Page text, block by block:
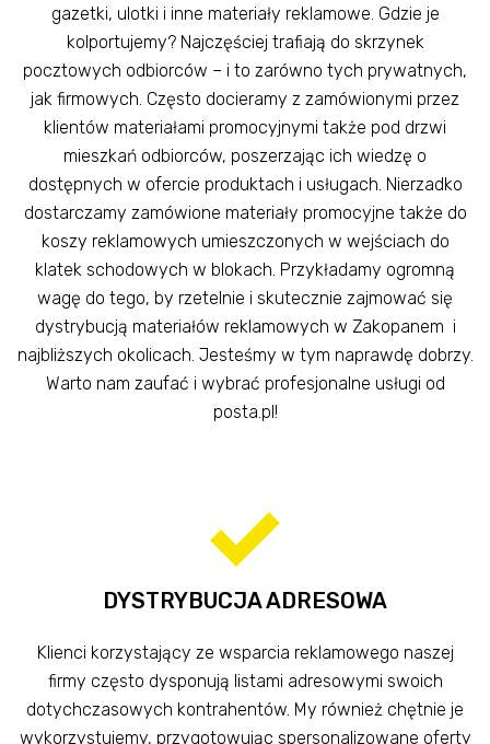
gazetki, ulotki i inne materiały reklamowe. Gdzie je
kolportujemy? Najczęściej trafiają do skrzynek
pocztowych odbiorców – i to zarówno tych prywatnych,
jak firmowych. Często docieramy z zamówionymi przez
klientów materiałami promocyjnymi także pod drzwi
mieszkań odbiorców, poszerzając ich wiedzę o
dostępnych w ofercie produktach i usługach. Nierzadko
dostarczamy zamówione materiały promocyjne także do
koszy reklamowych umieszczonych w wejściach do
klatek schodowych w blokach. Przykładamy ogromną
wagę do tego, by rzetelnie i skutecznie zajmować się
dystrybucją materiałów reklamowych w Zakopanem i
najbliższych okolicach. Jesteśmy w tym naprawdę dobrzy.
Warto nam zaufać i wybrać profesjonalne usługi od
posta.pl!
DYSTRYBUCJA ADRESOWA
Klienci korzystający ze wsparcia reklamowego naszej
firmy często dysponują listami adresowymi swoich
dotychczasowych kontrahentów. My również chętnie je
wykorzystujemy, przygotowując spersonalizowane oferty